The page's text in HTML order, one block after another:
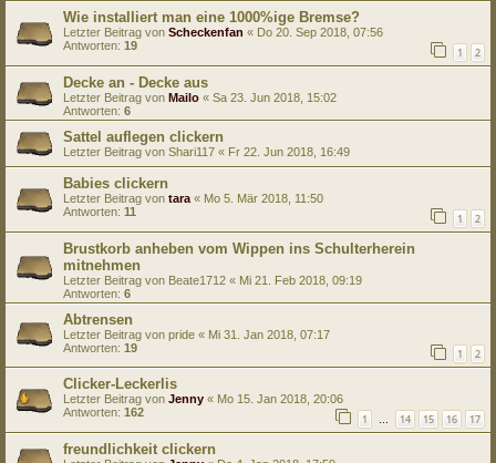
Wie installiert man eine 1000%ige Bremse?
Letzter Beitrag von Scheckenfan « Do 20. Sep 2018, 07:56
Antworten: 19 1 2
Decke an - Decke aus
Letzter Beitrag von Mailo « Sa 23. Jun 2018, 15:02
Antworten: 6
Sattel auflegen clickern
Letzter Beitrag von Shari117 « Fr 22. Jun 2018, 16:49
Babies clickern
Letzter Beitrag von tara « Mo 5. Mär 2018, 11:50
Antworten: 11 1 2
Brustkorb anheben vom Wippen ins Schulterherein
mitnehmen
Letzter Beitrag von Beate1712 « Mi 21. Feb 2018, 09:19
Antworten: 6
Abtrensen
Letzter Beitrag von pride « Mi 31. Jan 2018, 07:17
Antworten: 19 1 2
Clicker-Leckerlis
Letzter Beitrag von Jenny « Mo 15. Jan 2018, 20:06
Antworten: 162 1 … 14 15 16 17
freundlichkeit clickern